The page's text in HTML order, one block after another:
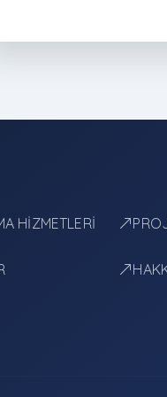
yapılmalıdır.
HİZMETLERİ